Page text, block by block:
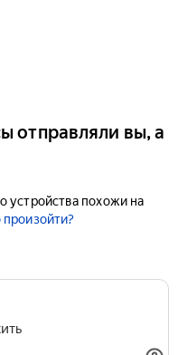
отправляли вы, а
устройства похожи на